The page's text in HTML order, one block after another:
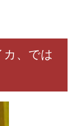
、では